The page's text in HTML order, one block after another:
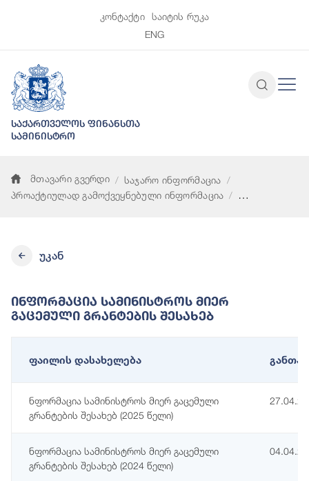
კონტაქტი
საიტის რუკა
ENG
საქართველოს ფინანსთა
სამინისტრო
მთავარი გვერდი
საჯარო ინფორმაცია
პროაქტიულად გამოქვეყნებული ინფორმაცია
უკან
Ინფორმაცია Სამინისტროს Მიერ
Გაცემული Გრანტების Შესახებ
ფაილის დასახელება
ნფორმაცია სამინისტროს მიერ გაცემული
გრანტების შესახებ (2025 წელი)
ნფორმაცია სამინისტროს მიერ გაცემული
გრანტების შესახებ (2024 წელი)